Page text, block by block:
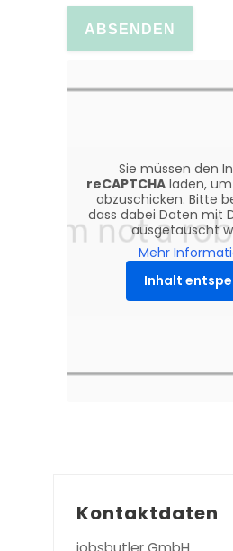
Sie müssen den
reCAPTCHAladen, um
abzuschicken. Bitte
dass dabei Daten mit
ausgetauscht
Mehr
Inhalt
Kontaktdaten